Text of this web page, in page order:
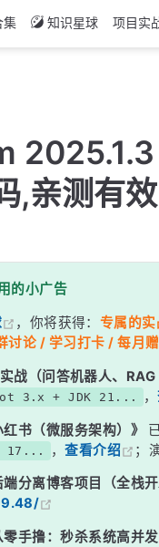
集 知识星球 项目实
,亲测有效
的小广告
，你将获得： 专属的
讨论 / 学习打卡 / 每月
战（问答机器人、RAG
3.x + JDK 21... ，
书（微服务架构）》
17...
，查看介绍 ；
端分离博客项目（全栈开
零手撸：秒杀系统高并